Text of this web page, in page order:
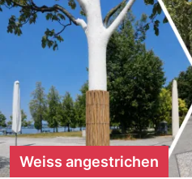
Weiss angestrichen